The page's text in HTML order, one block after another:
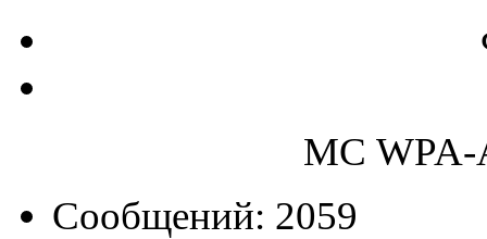
МС WPA-
Сообщений: 2059